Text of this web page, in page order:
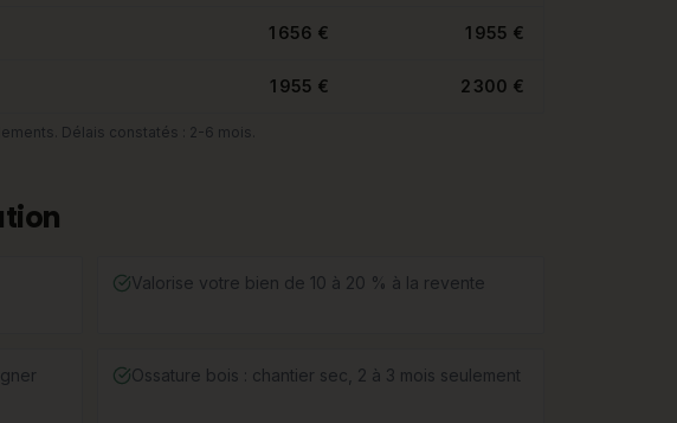
1 656 € 1 955 €
1 955 € 2 300 €
Délais constatés : 2-6 mois.
Valorise votre bien de 10 à 20 % à la revente
Ossature bois : chantier sec, 2 à 3 mois seulement